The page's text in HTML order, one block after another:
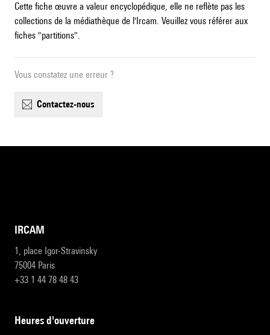
Cette fiche œuvre a valeur encyclopédique, elle ne reflète pas les
collections de la médiathèque de l'Ircam. Veuillez vous référer aux
fiches "partitions".
Vous constatez une erreur ?
contactez-nous
IRCAM
1, place Igor-Stravinsky
75004 Paris
+33 1 44 78 48 43
heures d'ouverture